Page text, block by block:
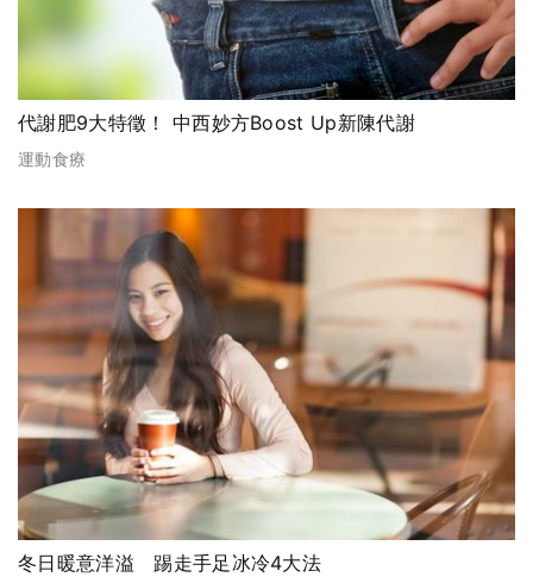
代謝肥9大特徵！ 中西妙方Boost Up新陳代謝
運動食療
冬日暖意洋溢 踢走手足冰冷4大法